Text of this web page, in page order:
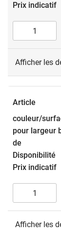
Afficher les
Afficher les